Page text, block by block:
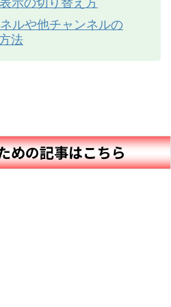
ルや他チャンネルの
法
めの記事はこちら